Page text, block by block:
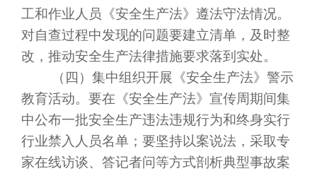
工和作业人员《安全生产法》遵法守法情况。
对自查过程中发现的问题要建立清单，及时整
改，推动安全生产法律措施要求落到实处。
（四）集中组织开展《安全生产法》警示
教育活动。要在《安全生产法》宣传周期间集
中公布一批安全生产违法违规行为和终身实行
行业禁入人员名单；要坚持以案说法，采取专
家在线访谈、答记者问等方式剖析典型事故案